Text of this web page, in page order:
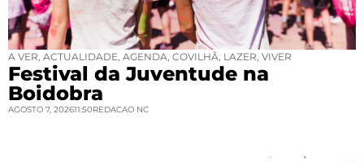
A VER ACTUALIDADE AGENDA COVILHÃ LAZER VIVER
Festival da Juventude na
Boidobra
AGOSTO 7, 202611:50REDACAO NC